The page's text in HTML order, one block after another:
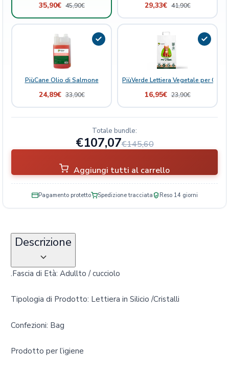
q
u
t
35,90€ 45,90€ 29,33€ 41,90€
PiùCane Olio di Salmone
24,89€ 33,90€
PiùVerde Lettiera Vegetale per Gatti
16,95€ 23,90€
Totale bundle:
€107,07€145,60
Aggiungi tutti al carrello
Pagamento protetto Spedizione tracciata Reso 14 giorni
Descrizione
.Fascia di Età: Adullto / cucciolo
Tipologia di Prodotto: Lettiera in Silicio /Cristalli
Confezioni: Bag
Prodotto per l’igiene